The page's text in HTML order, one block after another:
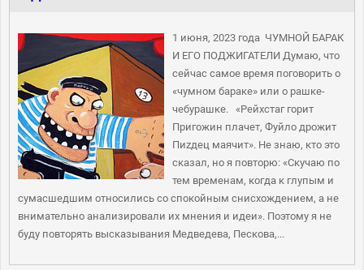
1 июня, 2023 года ЧУМНОЙ БАРАК
И ЕГО ПОДЖИГАТЕЛИ Думаю, что
сейчас самое время поговорить о
«чумном бараке» или о рашке-
чебурашке. «Рейхстаг горит
Пригожин плачет, Фуйло дрожит
Пиzдец маячит». Не знаю, кто это
сказал, но я повторю: «Скучаю по
тем временам, когда к глупым и
сумасшедшим относились со спокойным снисхождением, а не
внимательно анализировали их мнения и идеи». Поэтому я не
буду повторять высказывания Медведева, Пескова,...